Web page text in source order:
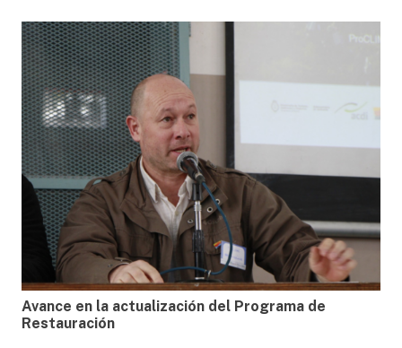
Avance en la actualización del Programa de
Restauración